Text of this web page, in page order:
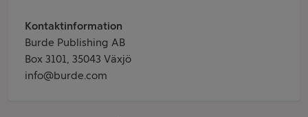
Kontaktinformation
Burde Publishing AB
Box 3101, 35043 Växjö
info@burde.com